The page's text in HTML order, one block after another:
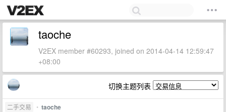
taoche
V2EX member #60293, joined on 2014-04-14 12:59:47
+08:00
切换主题列表
二手交易 • taoche